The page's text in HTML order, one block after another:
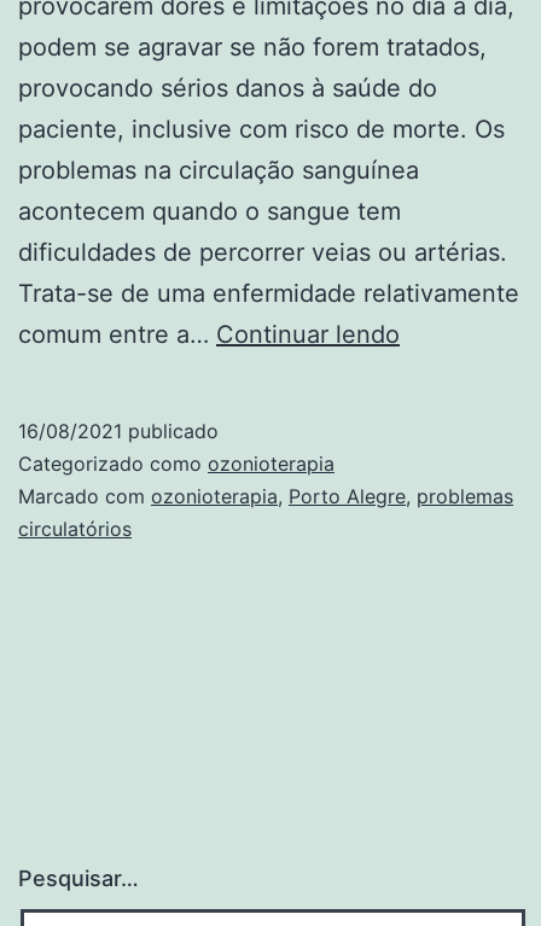
provocarem dores e limitações no dia a dia,
podem se agravar se não forem tratados,
provocando sérios danos à saúde do
paciente, inclusive com risco de morte. Os
problemas na circulação sanguínea
acontecem quando o sangue tem
dificuldades de percorrer veias ou artérias.
Trata-se de uma enfermidade relativamente
comum entre a… Continuar lendo
Circulatórios
16/08/2021 publicado
Categorizado como ozonioterapia
Marcado com ozonioterapia, Porto Alegre, problemas
circulatórios
Pesquisar…